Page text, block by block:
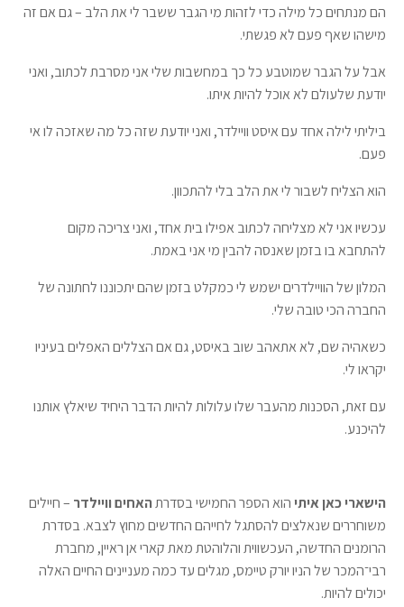
הם מנתחים כל מילה כדי לזהות מי הגבר ששבר לי את הלב – גם אם זה
מישהו שאף פעם לא פגשתי.
אבל על הגבר שמוטבע כל כך במחשבות שלי אני מסרבת לכתוב, ואני
יודעת שלעולם לא אוכל להיות איתו.
ביליתי לילה אחד עם איסט וויילדר, ואני יודעת שזה כל מה שאזכה לו אי
פעם.
הוא הצליח לשבור לי את הלב בלי להתכוון.
עכשיו אני לא מצליחה לכתוב אפילו בית אחד, ואני צריכה מקום
להתחבא בו בזמן שאנסה להבין מי אני באמת.
המלון של הוויילדרים ישמש לי כמקלט בזמן שהם יתכוננו לחתונה של
החברה הכי טובה שלי.
כשאהיה שם, לא אתאהב שוב באיסט, גם אם הצללים האפלים בעיניו
יקראו לי.
עם זאת, הסכנות מהעבר שלו עלולות להיות הדבר היחיד שיאלץ אותנו
להיכנע.
הישארי כאן איתי הוא הספר החמישי בסדרתהאחים וויילדר – חיילים
משוחררים שנאלצים להסתגל לחייהם החדשים מחוץ לצבא. בסדרת
הרומנים החדשה, העכשווית והלוהטת מאת קארי אן ראיין, מחברת
רבי־המכר של הניו יורק טיימס, מגלים עד כמה מעניינים החיים האלה
יכולים להיות.